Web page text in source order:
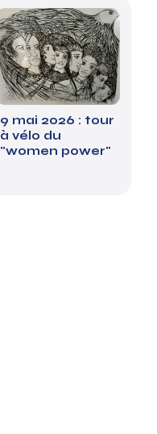
9 mai 2026 : tour
à vélo du
"women power"